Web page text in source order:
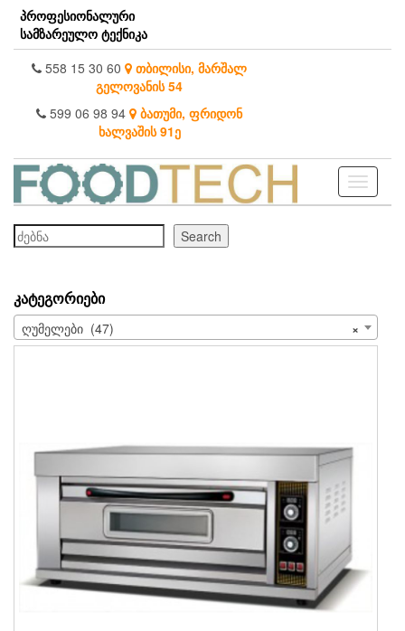
Skip
the
content
პროფესიონალური
სამზარეულო ტექნიკა
558 15 30 60 თბილისი, მარშალ
გელოვანის 54
599 06 98 94 ბათუმი, ფრიდონ
ხალვაშის 91ე
Toggle
ძებნა
Search
ᲙᲐᲢᲔᲒᲝᲠᲘᲔᲑᲘ
×
ღუმელები (47)